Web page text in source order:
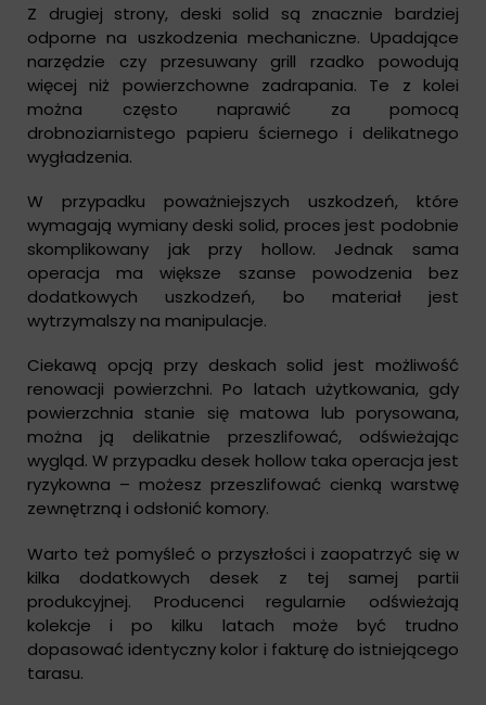
Z drugiej strony, deski solid są znacznie bardziej
odporne na uszkodzenia mechaniczne. Upadające
narzędzie czy przesuwany grill rzadko powodują
więcej niż powierzchowne zadrapania. Te z kolei
można często naprawić za pomocą
drobnoziarnistego papieru ściernego i delikatnego
wygładzenia.
W przypadku poważniejszych uszkodzeń, które
wymagają wymiany deski solid, proces jest podobnie
skomplikowany jak przy hollow. Jednak sama
operacja ma większe szanse powodzenia bez
dodatkowych uszkodzeń, bo materiał jest
wytrzymalszy na manipulacje.
Ciekawą opcją przy deskach solid jest możliwość
renowacji powierzchni. Po latach użytkowania, gdy
powierzchnia stanie się matowa lub porysowana,
można ją delikatnie przeszlifować, odświeżając
wygląd. W przypadku desek hollow taka operacja jest
ryzykowna – możesz przeszlifować cienką warstwę
zewnętrzną i odsłonić komory.
Warto też pomyśleć o przyszłości i zaopatrzyć się w
kilka dodatkowych desek z tej samej partii
produkcyjnej. Producenci regularnie odświeżają
kolekcje i po kilku latach może być trudno
dopasować identyczny kolor i fakturę do istniejącego
tarasu.